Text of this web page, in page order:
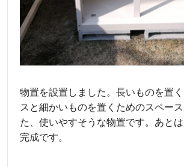
物置を設置しました。長いものを置
スと細かいものを置くためのスペー
た、使いやすそうな物置です。あと
完成です。